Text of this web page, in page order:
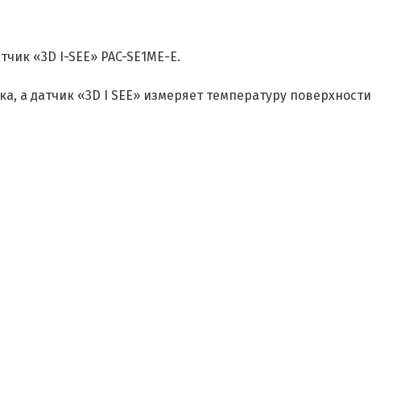
«3D I-SEE» PAC-SE1ME-E.
а датчик «3D I SEE» измеряет температуру поверхности